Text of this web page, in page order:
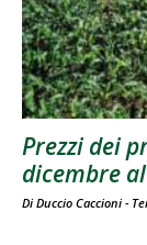
Prezzi dei
dicembre
Di Duccio Caccioni -